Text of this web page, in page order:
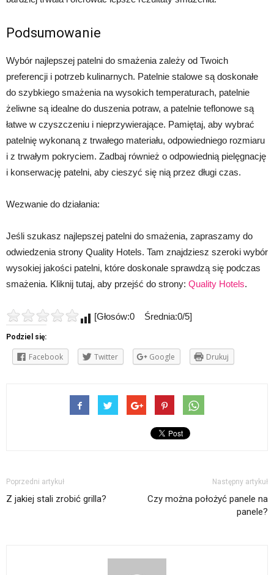
Podsumowanie
Wybór najlepszej patelni do smażenia zależy od Twoich
preferencji i potrzeb kulinarnych. Patelnie stalowe są doskonałe
do szybkiego smażenia na wysokich temperaturach, patelnie
żeliwne są idealne do duszenia potraw, a patelnie teflonowe są
łatwe w czyszczeniu i nieprzywierające. Pamiętaj, aby wybrać
patelnię wykonaną z trwałego materiału, odpowiedniego rozmiaru
i z trwałym pokryciem. Zadbaj również o odpowiednią pielęgnację
i konserwację patelni, aby cieszyć się nią przez długi czas.
Wezwanie do działania:
Jeśli szukasz najlepszej patelni do smażenia, zapraszamy do
odwiedzenia strony Quality Hotels. Tam znajdziesz szeroki wybór
wysokiej jakości patelni, które doskonale sprawdzą się podczas
smażenia. Kliknij tutaj, aby przejść do strony: Quality Hotels.
[Głosów:0 Średnia:0/5]
Podziel się:
Facebook Twitter Google Drukuj
Poprzedni artykuł
Z jakiej stali zrobić grilla?
Następny artykuł
Czy można położyć panele na
panele?